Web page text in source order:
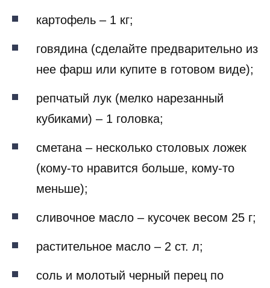
картофель – 1 кг;
говядина (сделайте предварительно из
нее фарш или купите в готовом виде);
репчатый лук (мелко нарезанный
кубиками) – 1 головка;
сметана – несколько столовых ложек
(кому-то нравится больше, кому-то
меньше);
сливочное масло – кусочек весом 25 г;
растительное масло – 2 ст. л;
соль и молотый черный перец по